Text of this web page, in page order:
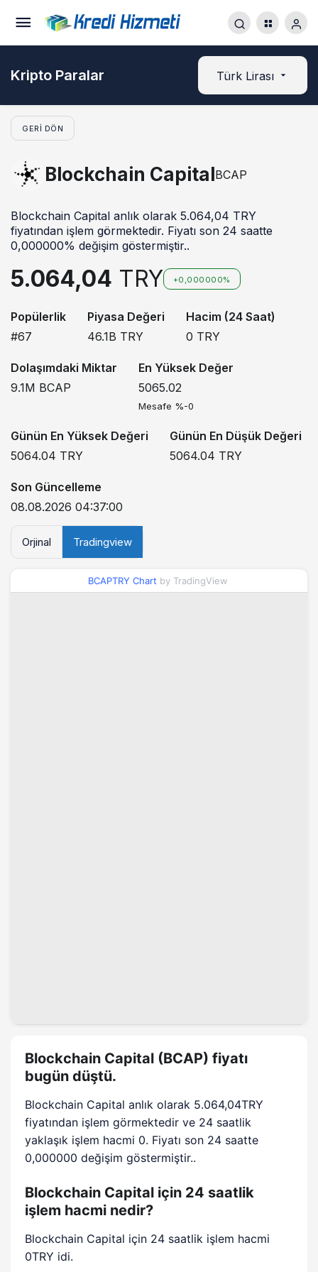
Kripto Paralar Türk Lirası
GERI DÖN
Blockchain CapitalBCAP
Blockchain Capital anlık olarak 5.064,04 TRY
fiyatından işlem görmektedir. Fiyatı son 24 saatte
0,000000% değişim göstermiştir..
5.064,04 TRY +0,000000%
Popülerlik
#67
Piyasa Değeri
46.1B TRY
Hacim (24 Saat)
0 TRY
Dolaşımdaki Miktar
9.1M BCAP
En Yüksek Değer
5065.02
Mesafe %-0
Günün En Yüksek Değeri
5064.04 TRY
Günün En Düşük Değeri
5064.04 TRY
Son Güncelleme
08.08.2026 04:37:00
Orjinal Tradingview
BCAPTRY Chart by TradingView
Blockchain Capital (BCAP) fiyatı
bugün düştü.
Blockchain Capital anlık olarak 5.064,04TRY
fiyatından işlem görmektedir ve 24 saatlik
yaklaşık işlem hacmi 0. Fiyatı son 24 saatte
0,000000 değişim göstermiştir..
Blockchain Capital için 24 saatlik
işlem hacmi nedir?
Blockchain Capital için 24 saatlik işlem hacmi
0TRY idi.